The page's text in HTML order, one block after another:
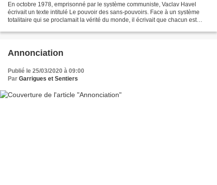
En octobre 1978, emprisonné par le système communiste, Vaclav Havel
écrivait un texte intitulé Le pouvoir des sans-pouvoirs. Face à un système
totalitaire qui se proclamait la vérité du monde, il écrivait que chacun est
Annonciation
Publié le 25/03/2020 à 09:00
Par Garrigues et Sentiers